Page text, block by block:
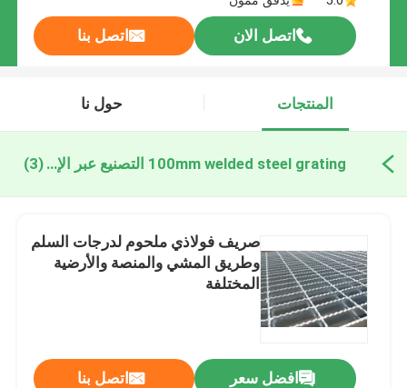
اتصل الان اتصل بنا
المنتجات حول نا
100mm welded steel grating التصنيع عبر الإنترنت (3)
صريف فولاذي ملحوم لدرجات السلم
وطريق المشي والمنصة والأرضية
المختلفة
افضل سعر اتصل بنا